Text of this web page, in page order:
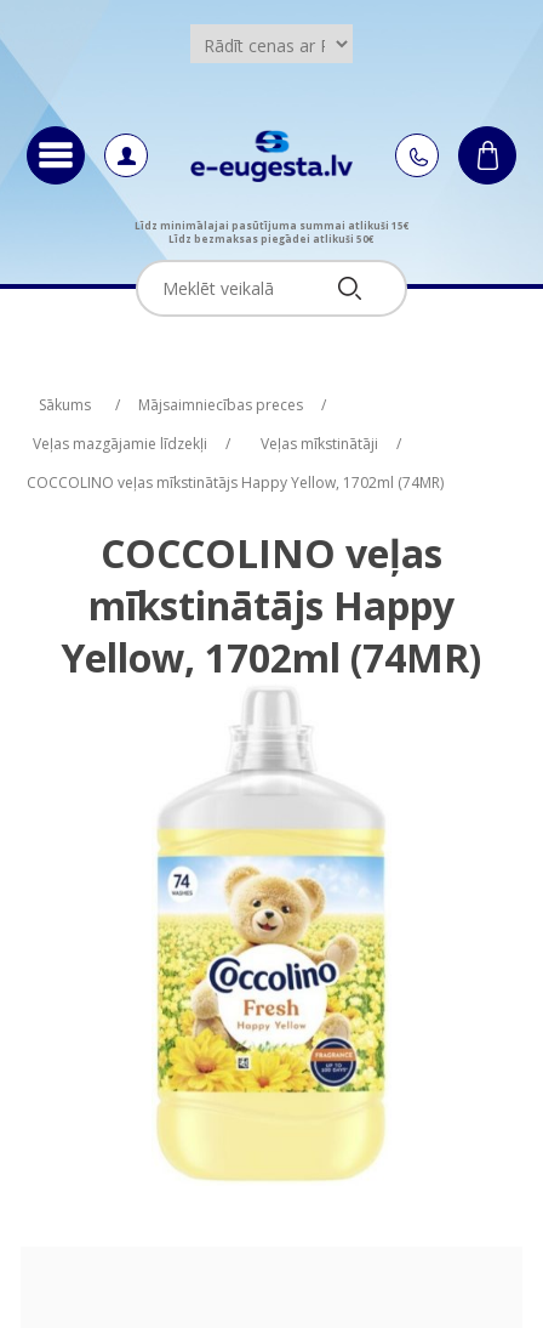
Līdz minimālajai pasūtījuma summai atlikuši 15€
Līdz bezmaksas piegādei atlikuši 50€
Sākums / Mājsaimniecības preces
/
Veļas mazgājamie līdzekļi
/ Veļas mīkstinātāji
/
COCCOLINO veļas mīkstinātājs Happy Yellow, 1702ml (74MR)
COCCOLINO veļas
mīkstinātājs Happy
Yellow, 1702ml (74MR)